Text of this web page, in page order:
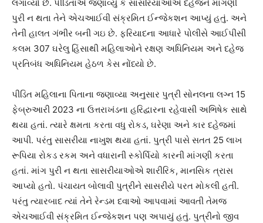
લગાવ્યો છે. પીડિતાએ જણાવ્યું કે સાસરિયાઓએ દહેજને માંગણી
પુરી ન થતા તેને એચઆઈવી સંક્રમિત ઈન્જેકશન આપ્યું હતું. અને
તેની હાલત ગંભીર બની ગઇ છે. ફરિયાદના આધારે પોલીસે આઈપીસી
કલમ 307 ઘરેલુ હિંસાથી મહિલાઓને રક્ષણ અધિનિયમ અને દહેજ
પ્રતિબંધ અધિનિયમ હેઠળ કેસ નોંધ્યો છે.
પીડિત મહિલાના પિતાના જણાવ્યા અનુસાર પુત્રી સોનલના લગ્ન 15
ફેબ્રુઆરી 2023 ના ઉત્તરાખંડના હરિદ્વારના રહેવાસી અભિષેક સાથે
થયા હતાં. ત્યારે ક્ષમતા કરતા વધુ રોકડ, ઘરેણા અને કાર દહેજમાં
આપી. પરંતુ સાસરીયા નાખુશ થયા હતાં. પુત્રી પાસે સતત 25 લાખ
રૂપિયા રોકડ રકમ અને વધારાની સ્કોર્પિયો કારની માંગણી કરતા
હતાં. માંગ પુરી ન થતા સાસરીયાઓએ શારીરિક, માનસિક ત્રાસ
આપ્યો હતો. પંચાયત બોલાવી પુત્રીને સાસરીયે પરત મોકલી હતી.
પરંતુ ત્યારબાદ ત્યાં તેને રેન્ડમ દવાઓ આપવામાં આવતી તેમજ
એચઆઈવી સંક્રમિત ઈન્જેકશન પણ અપાયું હતું. પુત્રીનો જીવ